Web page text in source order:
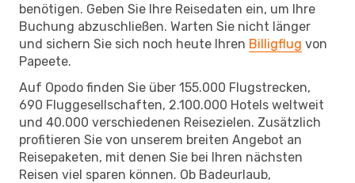
benötigen. Geben Sie Ihre Reisedaten ein, um Ihre
Buchung abzuschließen. Warten Sie nicht länger
und sichern Sie sich noch heute Ihren Billigflug von
Papeete.
Auf Opodo finden Sie über 155.000 Flugstrecken,
690 Fluggesellschaften, 2.100.000 Hotels weltweit
und 40.000 verschiedenen Reisezielen. Zusätzlich
profitieren Sie von unserem breiten Angebot an
Reisepaketen, mit denen Sie bei Ihren nächsten
Reisen viel sparen können. Ob Badeurlaub,